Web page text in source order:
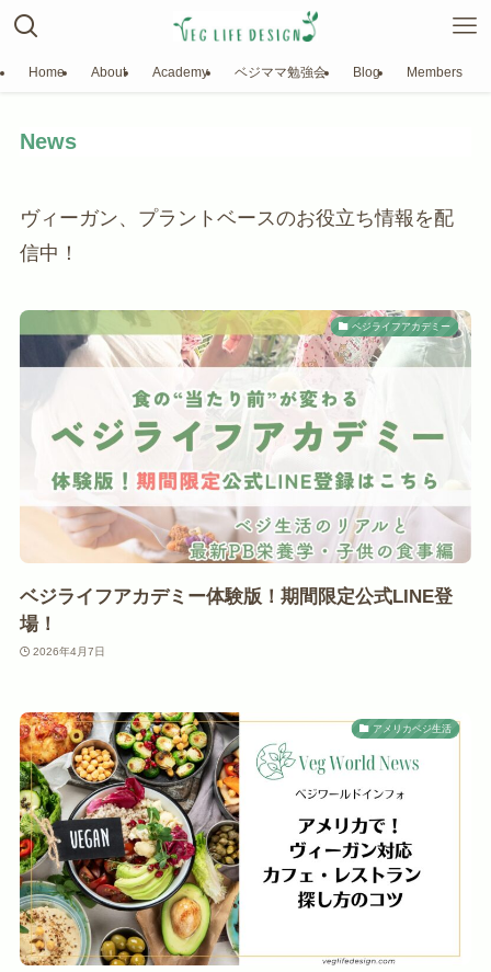
Home About Academy ベジママ勉強会 Blog Members
News
ヴィーガン、プラントベースのお役立ち情報を配
信中！
ベジライフアカデミー
ベジライフアカデミー体験版！期間限定公式LINE登
場！
2026年4月7日
アメリカベジ生活